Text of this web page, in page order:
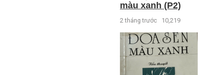
màu xanh (P2)
2 tháng trước 10,219